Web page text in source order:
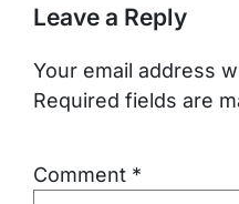
Leave a Reply
Your email address
Required fields are
Comment *